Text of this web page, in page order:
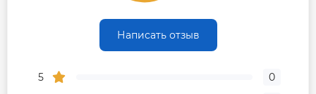
Написать отзыв
5
0